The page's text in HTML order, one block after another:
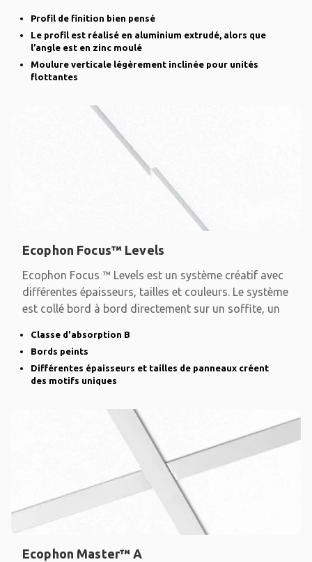
Profil de finition bien pensé
Le profil est réalisé en aluminium extrudé, alors que
l’angle est en zinc moulé
Moulure verticale légèrement inclinée pour unités
flottantes
Ecophon Focus™ Levels
Ecophon Focus ™ Levels est un système créatif avec
différentes épaisseurs, tailles et couleurs. Le système
est collé bord à bord directement sur un soffite, un
Classe d'absorption B
Bords peints
Différentes épaisseurs et tailles de panneaux créent
des motifs uniques
Ecophon Master™ A